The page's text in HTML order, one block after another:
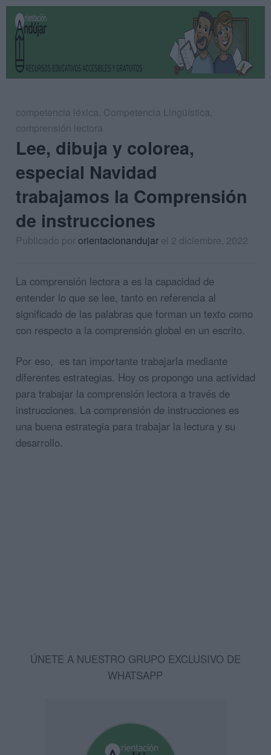
competencia léxica, Competencia Lingüística,
comprensión lectora
Lee, dibuja y colorea,
especial Navidad
trabajamos la Comprensión
de instrucciones
Publicado pororientacionandujar el 2 diciembre, 2022
La comprensión lectora a es la capacidad de
entender lo que se lee, tanto en referencia al
significado de las palabras que forman un texto como
con respecto a la comprensión global en un escrito.
Por eso, es tan importante trabajarla mediante
diferentes estrategias. Hoy os propongo una actividad
para trabajar la comprensión lectora a través de
instrucciones. La comprensión de instrucciones es
una buena estrategia para trabajar la lectura y su
desarrollo.
ÚNETE A NUESTRO GRUPO EXCLUSIVO DE
WHATSAPP